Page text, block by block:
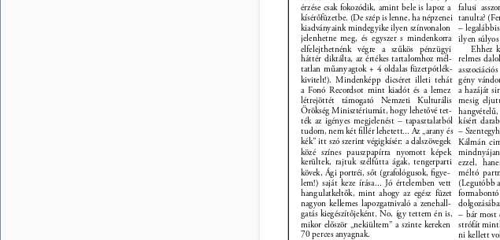
érzése csak fokozódik, amint bele is lapoz a
kísérőfüzetbe. (De szép is lenne, ha népzenei
kiadványaink mindegyike ilyen színvonalon
jelenhetne meg, és egyszer s mindenkorra
elfelejthetnénk végre a szűkös pénzügyi
háttér diktálta, az értékes tartalomhoz mél-
tatlan műanyagtok + 4 oldalas füzetpótlék-
kivitelt!). Mindenképp dicséret illeti tehát
a Fonó Recordsot mint kiadót és a lemez
létrejöttét támogató Nemzeti Kulturális
Örökség Minisztériumát, hogy lehetővé tet-
ték az igényes megjelenést – tapasztalatból
tudom, nem két ﬁllér lehetett... Az „arany és
kék” itt szó szerint végigkísér: a dalszövegek
közé színes pauszpapírra nyomott képek
kerültek, rajtuk szélfútta ágak, tengerparti
kövek, Ági portréi, sőt (grafológusok, ﬁgye-
lem!) saját keze írása... Jó értelemben vett
hangulatkeltők, mint ahogy az egész füzet
nagyon kellemes lapozgatnivaló a zenehall-
gatás kiegészítőjeként. No, így tettem én is,
mikor először „nekiültem” a szinte kereken
70 perces anyagnak.
falusi
tanulta?
–
ilyen
Ehhez
relmes
gény
a hazáját
mesig
kísért
–
Kálmán
ezzel,
méltó
(Legutóbb
formabontó
– bár most
strófát
ni kellett